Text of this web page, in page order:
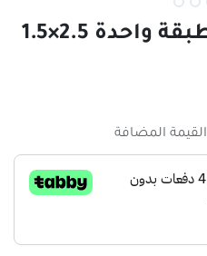
خيمة مبيت قطن بطبقة واحدة 2.5×1.5
المضافة